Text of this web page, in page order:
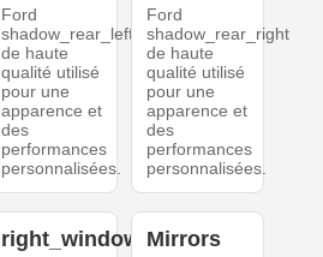
Ford
shadow_rear_left
de haute
qualité utilisé
pour une
apparence et
des
performances
personnalisées.
Ford
shadow_rear_right
de haute
qualité utilisé
pour une
apparence et
des
performances
personnalisées.
right_windowsMirrors